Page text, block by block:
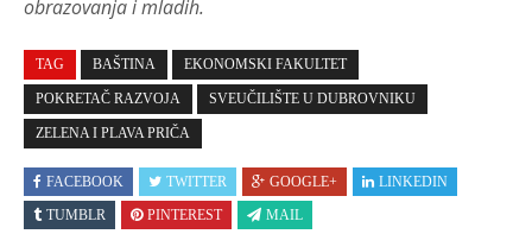
obrazovanja i mladih.
TAG BAŠTINA EKONOMSKI FAKULTET
POKRETAČ RAZVOJA SVEUČILIŠTE U DUBROVNIKU
ZELENA I PLAVA PRIČA
FACEBOOK TWITTER GOOGLE+
LINKEDIN
TUMBLR
PINTEREST MAIL